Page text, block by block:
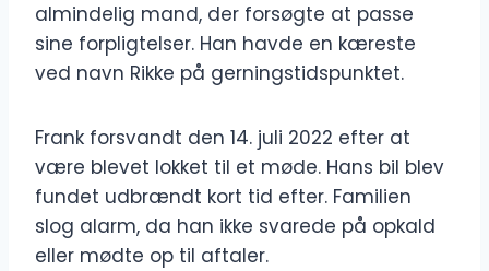
almindelig mand, der forsøgte at passe
sine forpligtelser. Han havde en kæreste
ved navn Rikke på gerningstidspunktet.
Frank forsvandt den 14. juli 2022 efter at
være blevet lokket til et møde. Hans bil blev
fundet udbrændt kort tid efter. Familien
slog alarm, da han ikke svarede på opkald
eller mødte op til aftaler.